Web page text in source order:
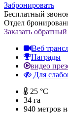
Забронировать
Бесплатный
Отдел
Заказать
Веб
Награды
видео
Для
25 °C
34 га
940 метров